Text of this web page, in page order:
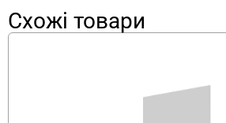
зони та документообігу.
Схожі товари